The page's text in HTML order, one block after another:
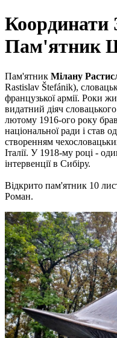
Координати
Пам'ятник
Пам'ятник Мілану
Rastislav Štefánik),
французької армії. Роки
видатний діяч
лютому 1916-ого року
національної ради і став
створенням
Італії. У 1918-му році -
інтервенції в Сибіру.
Відкрито пам'ятник 10
Роман.